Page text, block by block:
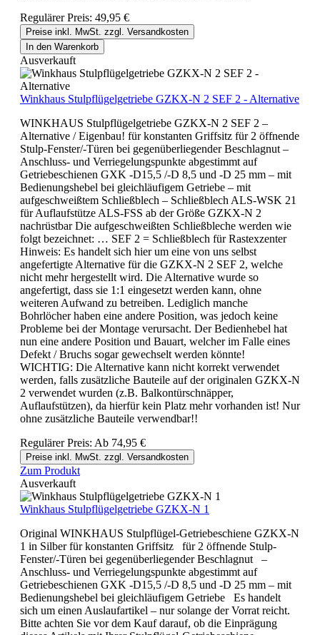
Regulärer Preis: 49,95 €
Preise inkl. MwSt. zzgl. Versandkosten
In den Warenkorb
Ausverkauft
Winkhaus Stulpflügelgetriebe GZKX-N 2 SEF 2 - Alternative
WINKHAUS Stulpflügelgetriebe GZKX-N 2 SEF 2 –
Alternative / Eigenbau! für konstanten Griffsitz für 2 öffnende
Stulp-Fenster/-Türen bei gegenüberliegender Beschlagnut –
Anschluss- und Verriegelungspunkte abgestimmt auf
Getriebeschienen GXK -D15,5 /-D 8,5 und -D 25 mm – mit
Bedienungshebel bei gleichläufigem Getriebe – mit
aufgeschweißtem Schließblech – Schließblech ALS-WSK 21
für Auflaufstütze ALS-FSS ab der Größe GZKX-N 2
nachrüstbar Die aufgeschweißten Schließbleche werden wie
folgt bezeichnet: … SEF 2 = Schließblech für Rastexzenter
Hinweis: Es handelt sich hier um eine von uns selbst
angefertigte Alternative für die GZKX-N 2 SEF 2, welche
nicht mehr hergestellt wird. Die Alternative wurde so
angefertigt, dass sie 1:1 eingesetzt werden kann, ohne
weiteren Aufwand zu betreiben. Lediglich manche
Bohrlöcher haben eine andere Position, was jedoch keine
Probleme bei der Montage verursacht. Der Bedienhebel hat
nun eine andere Position und Bauart, welcher im Falle eines
Defekt / Bruchs sogar gewechselt werden könnte!
WICHTIG: Die Alternative kann nicht korrekt verwendet
werden, falls zusätzliche Bauteile auf der originalen GZKX-N
2 verwendet wurden (z.B. Balkontürschnäpper,
Auflaufstützen), da hierfür kein Platz mehr vorhanden ist! Nur
ohne zusätzliche Bauteile verwendbar!!
Regulärer Preis: Ab 74,95 €
Preise inkl. MwSt. zzgl. Versandkosten
Zum Produkt
Ausverkauft
Winkhaus Stulpflügelgetriebe GZKX-N 1
Original WINKHAUS Stulpflügel-Getriebeschiene GZKX-N
1 in Silber für konstanten Griffsitz für 2 öffnende Stulp-
Fenster/-Türen bei gegenüberliegender Beschlagnut –
Anschluss- und Verriegelungspunkte abgestimmt auf
Getriebeschienen GXK -D15,5 /-D 8,5 und -D 25 mm – mit
Bedienungshebel bei gleichläufigem Getriebe Es handelt
sich um einen Auslaufartikel – nur solange der Vorrat reicht.
Bitte achten Sie vor dem Kauf darauf, ob die Einprägung